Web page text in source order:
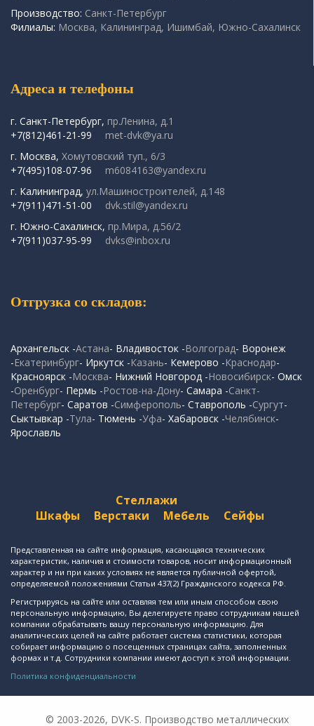
Производство: Санкт-Петербург
Филиалы: Москва, Калининград, Ишимбай, Южно-Сахалинск
Адреса и телефоны
г. Санкт-Петербург, пр.Ленина, д.1
+7(812)461-21-99
met-dvk@ya.ru
г. Москва, Хомутовский туп., 6/3
+7(495)108-07-96
m6084163@yandex.ru
г. Калининград, ул.Машиностроителей, д.148
+7(911)471-51-00
dvk.stil@yandex.ru
г. Южно-Сахалинск, пр.Мира, д.56/2
+7(911)037-95-99
dvks@inbox.ru
Отгрузка со складов:
Архангельск -Астана- Владивосток -Волгоград- Воронеж
-Екатеринбург- Иркутск -Казань- Кемерово -Краснодар-
Красноярск -Москва- Нижний Новгород -Новосибирск- Омск
-Оренбург- Пермь -Ростов-на-Дону- Самара -Санкт-
Петербург- Саратов -Симферополь- Ставрополь -Сургут-
Сыктывкар -Тула- Тюмень -Уфа- Хабаровск -Челябинск-
Ярославль
Стеллажи
Шкафы
Верстаки Мебель Сейфы
Представленная на сайте информация, касающаяся технических
характеристик, наличия и стоимости товаров, носит информационный
характер и ни при каких условиях не является публичной офертой,
определяемой положениями Статьи 437(2) Гражданского кодекса РФ.
Регистрируясь на сайте или оставляя тем или иным способом свою
персональную информацию, Вы делегируете право сотрудникам нашей
компании обрабатывать вашу персональную информацию. Для
аналитических целей на сайте работает система статистики, которая
собирает информацию о посещенных страницах сайта, заполненных
формах и т.д. Сотрудники компании имеют доступ к этой информации.
Политика конфиденциальности
© 2003-2026, DVK-S. Производство металлических